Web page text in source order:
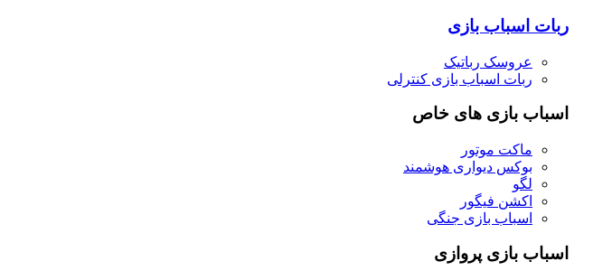
ربات اسباب بازی
عروسک رباتیک
ربات اسباب بازی کنترلی
اسباب بازی های خاص
ماکت موتور
بوکس دیواری هوشمند
لگو
اکشن فیگور
اسباب بازی جنگی
اسباب بازی پروازی